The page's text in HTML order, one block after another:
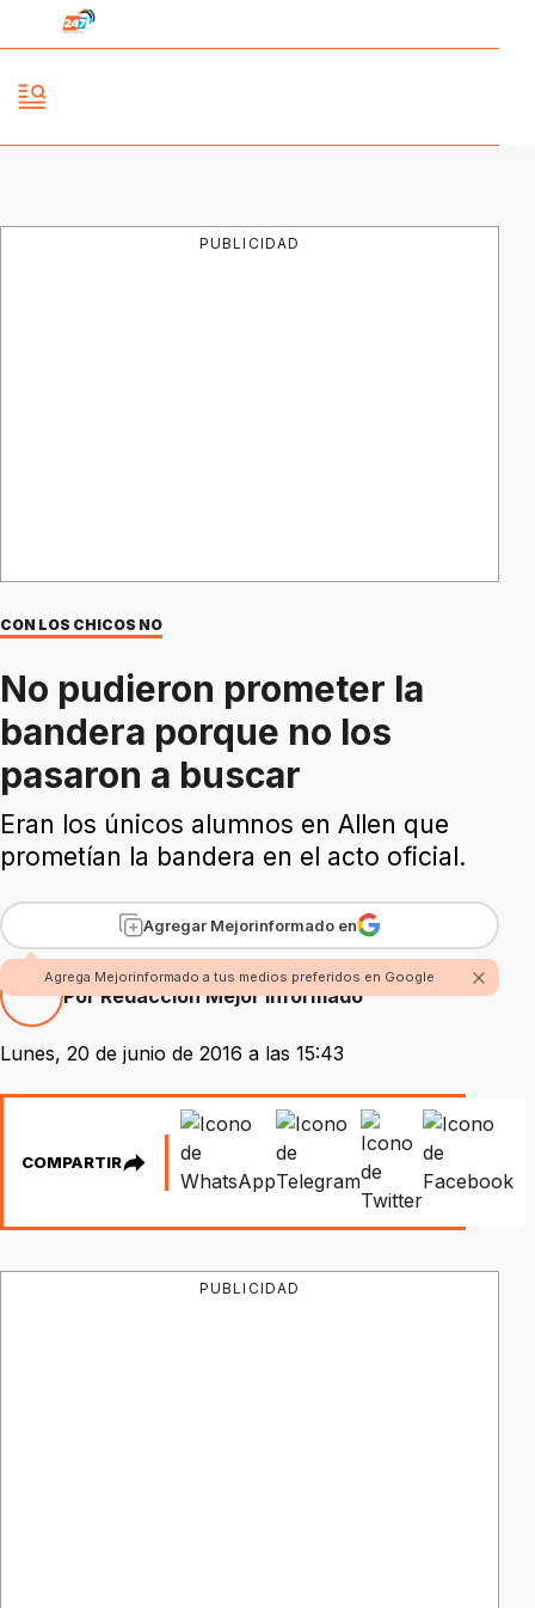
PUBLICIDAD
CON LOS CHICOS NO
No pudieron prometer la
bandera porque no los
pasaron a buscar
Eran los únicos alumnos en Allen que
prometían la bandera en el acto oficial.
Agregar Mejorinformado en
Agrega Mejorinformado a tus medios preferidos en Google
Por Redacción Mejor Informado
Lunes, 20 de junio de 2016 a las 15:43
COMPARTIR
PUBLICIDAD